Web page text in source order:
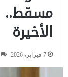
مسقط..
الأخيرة
7 فبراير، 2026